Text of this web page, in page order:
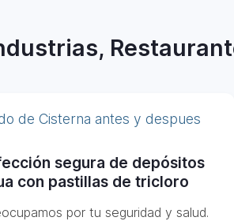
segura de depósitos
con pastillas de tricloro
por tu seguridad y salud.